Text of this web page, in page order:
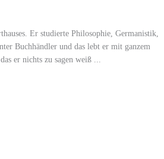
Er studierte Philosophie, Germanistik,
Buchhändler und das lebt er mit ganzem
er nichts zu sagen weiß ...